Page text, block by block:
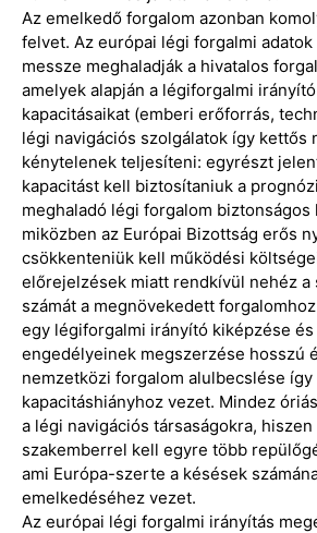
Az emelkedő forgalom azonban
felvet. Az európai légi forgalmi
messze meghaladják a hivatalos
amelyek alapján a légiforgalmi
kapacitásaikat (emberi erőforrás,
légi navigációs szolgálatok így kettős
kénytelenek teljesíteni: egyrészt
kapacitást kell biztosítaniuk a
meghaladó légi forgalom biztonságos
miközben az Európai Bizottság erős
csökkenteniük kell működési
előrejelzések miatt rendkívül nehéz a
számát a megnövekedett
egy légiforgalmi irányító kiképzése
engedélyeinek megszerzése hosszú
nemzetközi forgalom alulbecslése
kapacitáshiányhoz vezet. Mindez
a légi navigációs társaságokra,
szakemberrel kell egyre több
ami Európa-szerte a késések
emelkedéséhez vezet.
Az európai légi forgalmi irányítás